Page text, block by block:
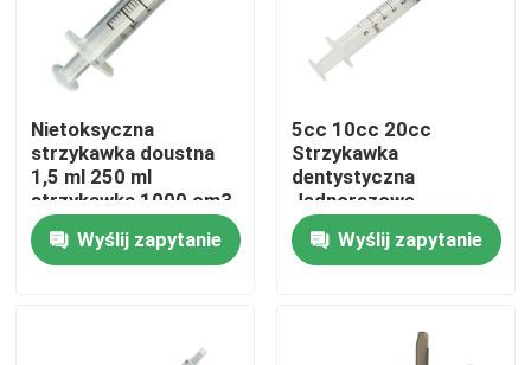
Dom
Nietoksyczna
strzykawka doustna
1,5 ml 250 ml
strzykawka 1000 cm3
klasy medycznej
Wyślij zapytanie
5cc 10cc 20cc
Strzykawka
dentystyczna
Jednorazowe
akcesoria do
strzykawek bez igły
Wyślij zapytanie